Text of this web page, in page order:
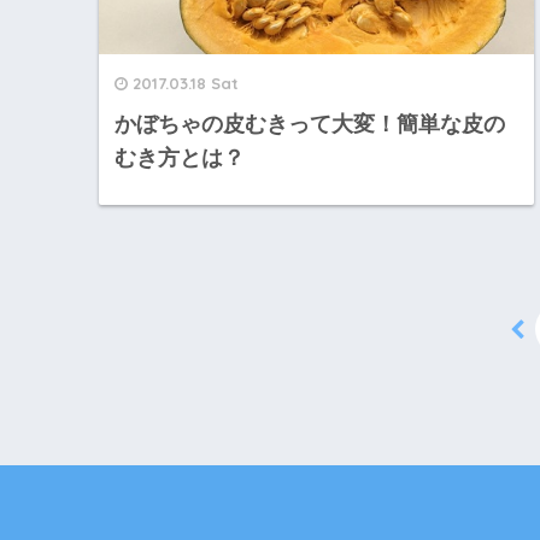
2017.03.18 Sat
かぼちゃの皮むきって大変！簡単な皮の
むき方とは？